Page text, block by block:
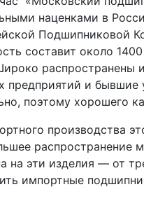
наценками в
Подшипниковой
составит около
распространены
предприятий и бывшие
поэтому хорошего
производства
распространение
на эти изделия — от
импортные